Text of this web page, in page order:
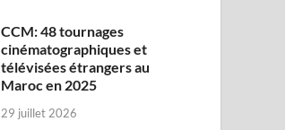
CCM: 48 tournages
cinématographiques et
télévisées étrangers au
Maroc en 2025
29 juillet 2026